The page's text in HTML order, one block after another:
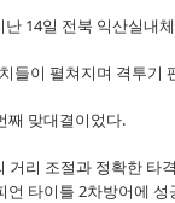
난 14일 전북 익산실내
들이 펼쳐지며 격투기
째 맞대결이었다.
리 조절과 정확한
언 타이틀 2차방어에 성